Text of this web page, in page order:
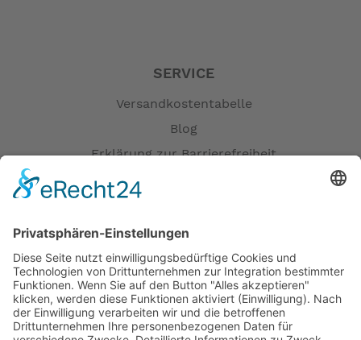
SERVICE
Versandkostentabelle
Blog
Erklärung zur Barrierefreiheit
Öffnungszeiten
Versandpartner
Verfügbarkeiten
Zahlung und Versand
Datenschutz